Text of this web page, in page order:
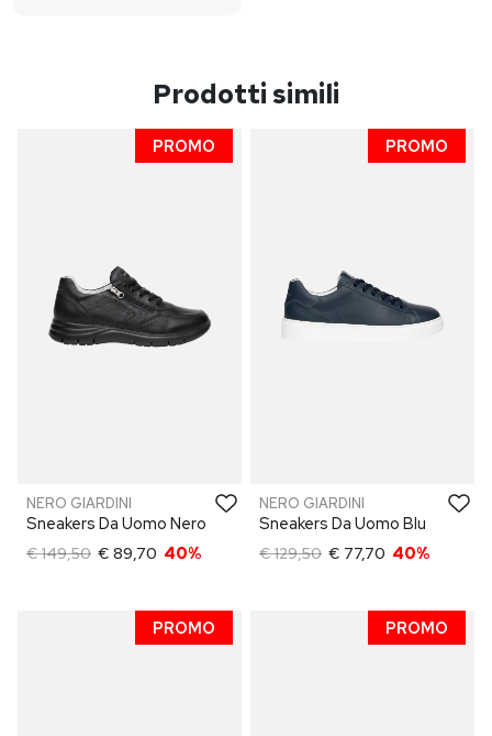
Prodotti simili
PROMO
NERO GIARDINI
Sneakers Da Uomo Nero
€ 149,50 € 89,70 40%
PROMO
NERO GIARDINI
Sneakers Da Uomo Blu
€ 129,50 € 77,70 40%
PROMO PROMO